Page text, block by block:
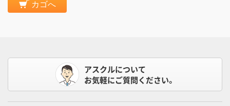
カゴへ
アスクルについて
お気軽にご質問ください。